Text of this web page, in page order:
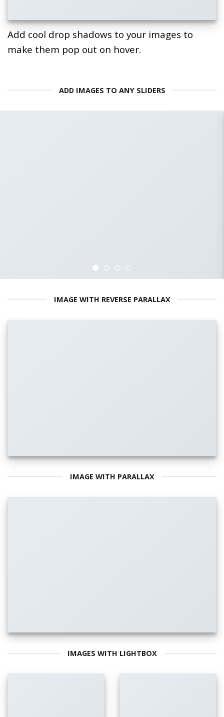
Add cool drop shadows to your images to
make them pop out on hover.
ADD IMAGES TO ANY SLIDERS
IMAGE WITH REVERSE PARALLAX
IMAGE WITH PARALLAX
IMAGES WITH LIGHTBOX